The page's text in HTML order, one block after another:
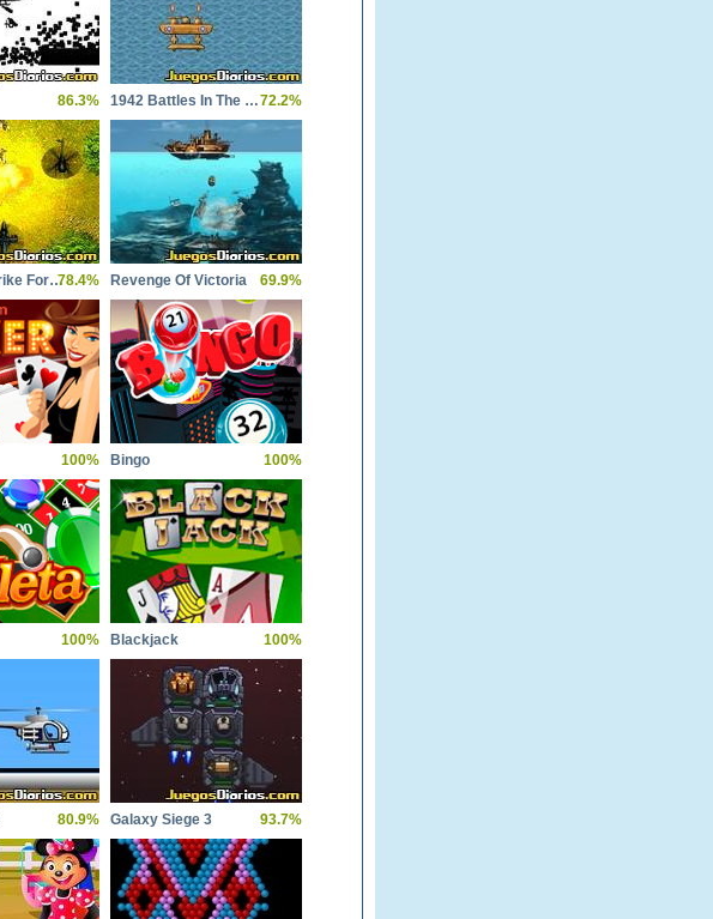
86.3% 1942 Battles In The Sky72.2%
Helicopter Strike Force78.4% Revenge Of Victoria 69.9%
100% Bingo 100%
100% Blackjack 100%
80.9% Galaxy Siege 3 93.7%